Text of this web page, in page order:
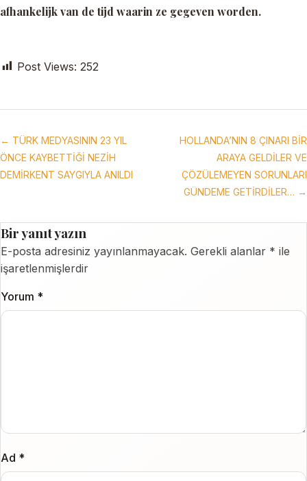
afhankelijk van de tijd waarin ze gegeven worden.
Post Views: 252
← TÜRK MEDYASININ 23 YIL
ÖNCE KAYBETTİĞİ NEZİH
DEMİRKENT SAYGIYLA ANILDI
HOLLANDA’NIN 8 ÇINARI BİR
ARAYA GELDİLER VE
ÇÖZÜLEMEYEN SORUNLARI
GÜNDEME GETİRDİLER… →
Bir yanıt yazın
E-posta adresiniz yayınlanmayacak. Gerekli alanlar * ile
işaretlenmişlerdir
Yorum *
Ad *